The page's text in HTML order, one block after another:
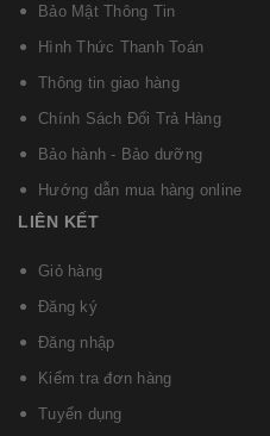
Bảo Mật Thông Tin
Hình Thức Thanh Toán
Thông tin giao hàng
Chính Sách Đổi Trả Hàng
Bảo hành - Bảo dưỡng
Hướng dẫn mua hàng online
LIÊN KẾT
Giỏ hàng
Đăng ký
Đăng nhập
Kiểm tra đơn hàng
Tuyển dụng